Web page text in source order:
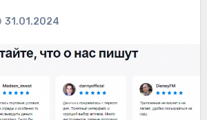
31.01.2024